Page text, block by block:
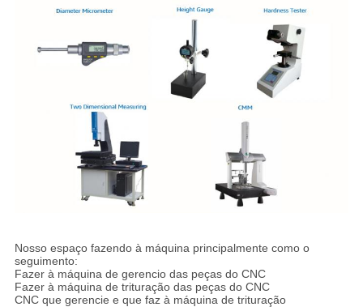
Nosso espaço fazendo à máquina principalmente como o
seguimento:
Fazer à máquina de gerencio das peças do CNC
Fazer à máquina de trituração das peças do CNC
CNC que gerencie e que faz à máquina de trituração